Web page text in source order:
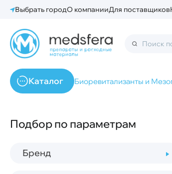
Выбрать городО компанииДля поставщиков
Каталог Биоревитализанты и
Подбор по параметрам
Бренд